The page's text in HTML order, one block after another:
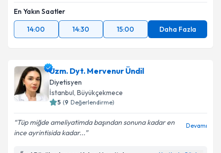
En Yakın Saatler
14:00
14:30 15:00 Daha Fazla
Uzm. Dyt. Mervenur Ündil
Diyetisyen
İstanbul, Büyükçekmece
5 (9 Değerlendirme)
Tüp miğde ameliyatimda başından sonuna kadar en
ince ayrintisida kadar...
Devamı